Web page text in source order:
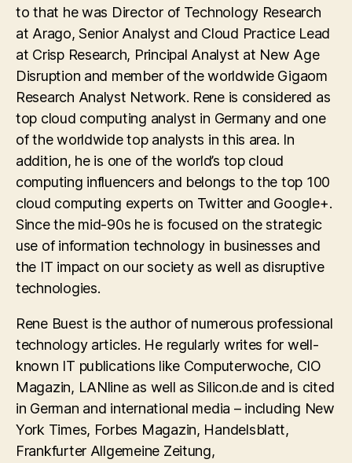
to that he was Director of Technology Research
at Arago, Senior Analyst and Cloud Practice Lead
at Crisp Research, Principal Analyst at New Age
Disruption and member of the worldwide Gigaom
Research Analyst Network. Rene is considered as
top cloud computing analyst in Germany and one
of the worldwide top analysts in this area. In
addition, he is one of the world’s top cloud
computing influencers and belongs to the top 100
cloud computing experts on Twitter and Google+.
Since the mid-90s he is focused on the strategic
use of information technology in businesses and
the IT impact on our society as well as disruptive
technologies.
Rene Buest is the author of numerous professional
technology articles. He regularly writes for well-
known IT publications like Computerwoche, CIO
Magazin, LANline as well as Silicon.de and is cited
in German and international media – including New
York Times, Forbes Magazin, Handelsblatt,
Frankfurter Allgemeine Zeitung,